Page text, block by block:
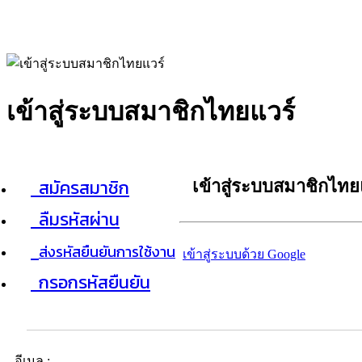
เข้าสู่ระบบสมาชิกไทยแวร์
สมัครสมาชิก
ลืมรหัสผ่าน
ส่งรหัสยืนยันการใช้งาน
กรอกรหัสยืนยัน
เข้าสู่ระบบสมาชิกไท
เข้าสู่ระบบด้วย Google